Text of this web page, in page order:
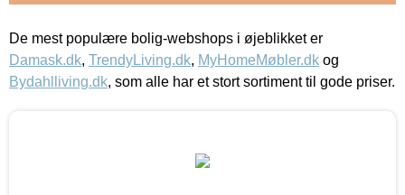
De mest populære bolig-webshops i øjeblikket er
Damask.dk, TrendyLiving.dk, MyHomeMøbler.dk og
Bydahlliving.dk, som alle har et stort sortiment til gode priser.